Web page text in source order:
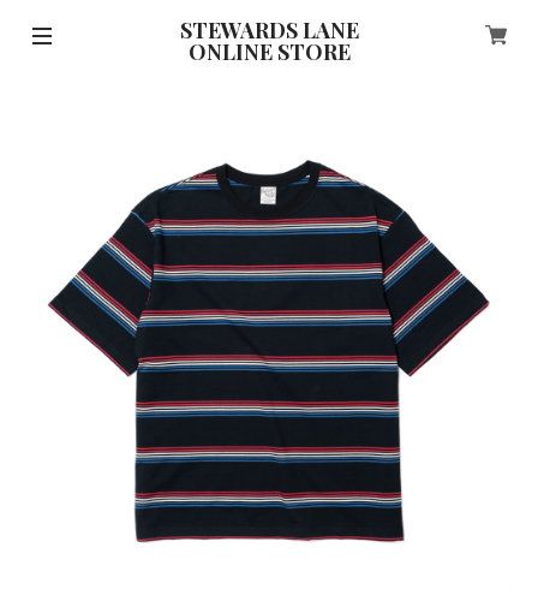
STEWARDS LANE
ONLINE STORE